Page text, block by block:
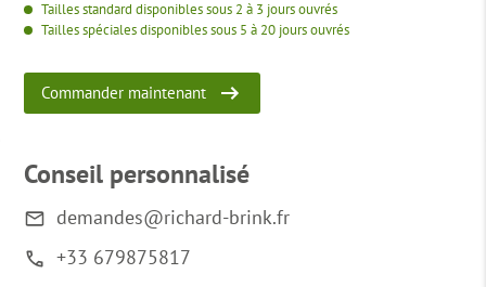
Tailles standard disponibles sous 2 à 3 jours ouvrés
Tailles spéciales disponibles sous 5 à 20 jours ouvrés
Commander maintenant
Conseil personnalisé
demandes@richard-brink.fr
+33 679875817